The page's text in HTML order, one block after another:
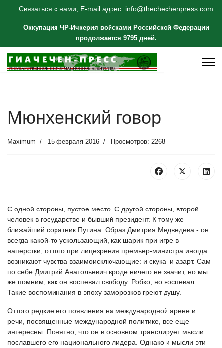
Связаться с нами, E-mail адрес: info@thechechenpress.com
Оккупация ЧР-Ичкерия войсками Российской Федерации
продолжается 9795 дней.
Мюнхенский говор
Maximum 15 февраля 2016 Просмотров: 2268
С одной стороны, пустое место. С другой стороны, второй
человек в государстве и бывший президент. К тому же
ближайший соратник Путина. Образ Дмитрия Медведева - он
всегда какой-то ускользающий, как шарик при игре в
наперстки, оттого при лицезрения премьер-министра иногда
возникают чувства взаимоисключающие: и скука, и азарт. Сам
по себе Дмитрий Анатольевич вроде ничего не значит, но мы
же помним, как он воспевал свободу. Робко, но воспевал.
Такие воспоминания в эпоху заморозков греют душу.
Оттого редкие его появления на международной арене и
речи, посвященные международной политике, все еще
интересны. Понятно, что он в основном транслирует мысли
пославшего его национального лидера. Однако и мысли эти